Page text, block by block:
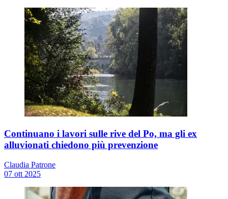
Continuano i lavori sulle rive del Po, ma gli ex
alluvionati chiedono più prevenzione
Claudia Patrone
07 ott 2025